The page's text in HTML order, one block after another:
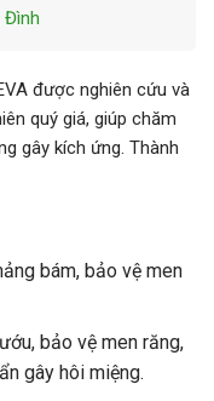
Đình
được nghiên cứu và
quý giá, giúp chăm
gây kích ứng. Thành
bám, bảo vệ men
bảo vệ men răng,
gây hôi miệng.